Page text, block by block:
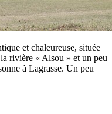
et chaleureuse, située
rivière « Alsou » et un peu
à Lagrasse. Un peu